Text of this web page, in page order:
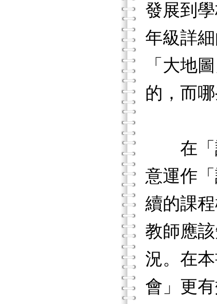
發展到
年級詳
「大地
的，而
在「課
意運作
續的課
教師應
況。在
會」更